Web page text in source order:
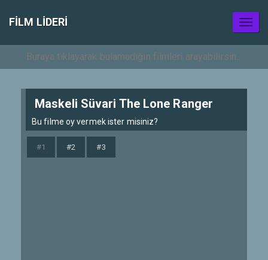
FILM LIDERI
Maskeli Süvari The Lone Ranger
Bu filme oy vermek ister misiniz?
#1 #2 #3